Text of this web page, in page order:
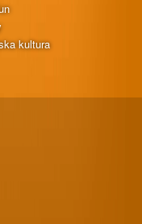
kultura